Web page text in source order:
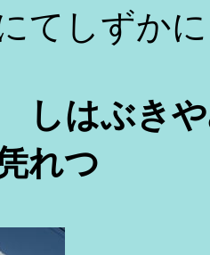
てしずか
しはぶき
れつ